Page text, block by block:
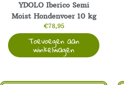
YDOLO Iberico Semi
Moist Hondenvoer 10 kg
€78,95
Toevoegen aan
winkelwagen